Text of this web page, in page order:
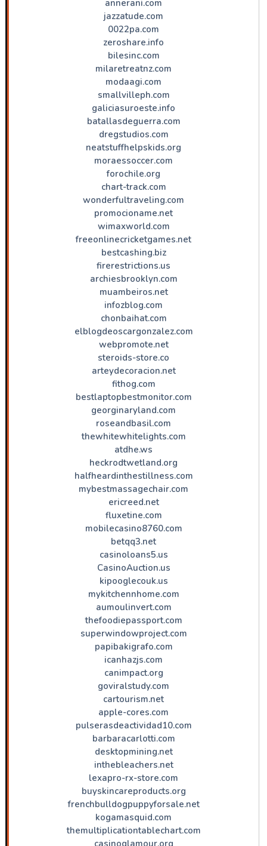
annerani.com
jazzatude.com
0022pa.com
zeroshare.info
bilesinc.com
milaretreatnz.com
modaagi.com
smallvilleph.com
galiciasuroeste.info
batallasdeguerra.com
dregstudios.com
neatstuffhelpskids.org
moraessoccer.com
forochile.org
chart-track.com
wonderfultraveling.com
promocioname.net
wimaxworld.com
freeonlinecricketgames.net
bestcashing.biz
firerestrictions.us
archiesbrooklyn.com
muambeiros.net
infozblog.com
chonbaihat.com
elblogdeoscargonzalez.com
webpromote.net
steroids-store.co
arteydecoracion.net
fithog.com
bestlaptopbestmonitor.com
georginaryland.com
roseandbasil.com
thewhitewhitelights.com
atdhe.ws
heckrodtwetland.org
halfheardinthestillness.com
mybestmassagechair.com
ericreed.net
fluxetine.com
mobilecasino8760.com
betqq3.net
casinoloans5.us
CasinoAuction.us
kipooglecouk.us
mykitchennhome.com
aumoulinvert.com
thefoodiepassport.com
superwindowproject.com
papibakigrafo.com
icanhazjs.com
canimpact.org
goviralstudy.com
cartourism.net
apple-cores.com
pulserasdeactividad10.com
barbaracarlotti.com
desktopmining.net
inthebleachers.net
lexapro-rx-store.com
buyskincareproducts.org
frenchbulldogpuppyforsale.net
kogamasquid.com
themultiplicationtablechart.com
casinoglamour.org